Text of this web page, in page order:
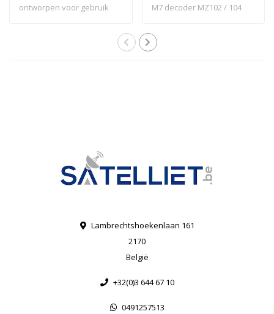
ontworpen voor gebruik
M7 decoder MZ102 / 104
Lambrechtshoekenlaan 161
2170
België
+32(0)3 644 67 10
0491257513